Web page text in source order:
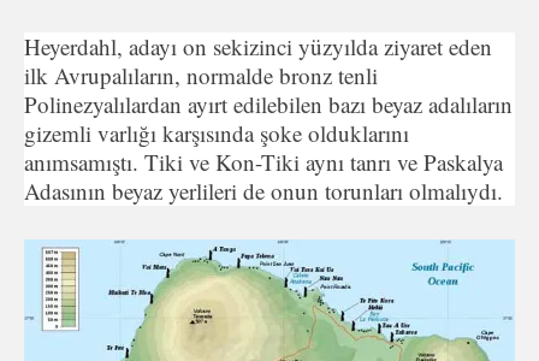
Heyerdahl, adayı on sekizinci yüzyılda ziyaret eden
ilk Av­rupalıların, normalde bronz tenli
Polinezyalılardan ayırt edilebi­len bazı beyaz adalıların
gizemli varlığı karşısında şoke olduk­larını
anımsamıştı. Tiki ve Kon-Tiki aynı tanrı ve Paskalya
Ada­sının beyaz yerlileri de onun torunları olmalıydı.